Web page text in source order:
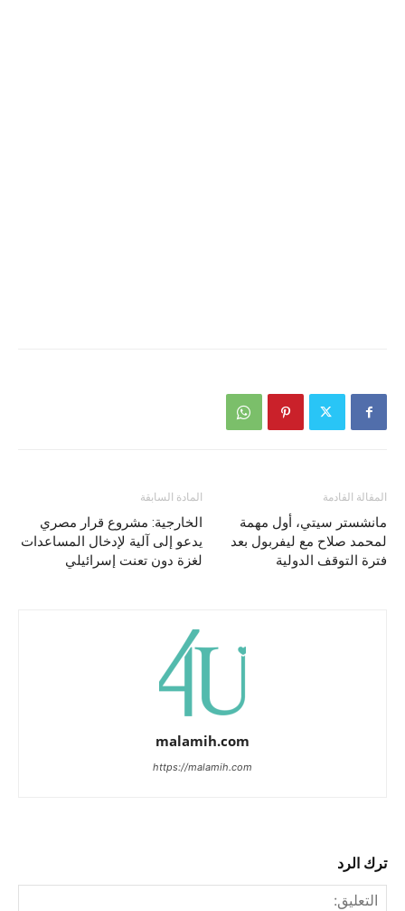
المادة السابقة
الخارجية: مشروع قرار مصري
يدعو إلى آلية لإدخال المساعدات
لغزة دون تعنت إسرائيلي
المقالة القادمة
مانشستر سيتي، أول مهمة
لمحمد صلاح مع ليفربول بعد
فترة التوقف الدولية
malamih.com
https://malamih.com
ترك الرد